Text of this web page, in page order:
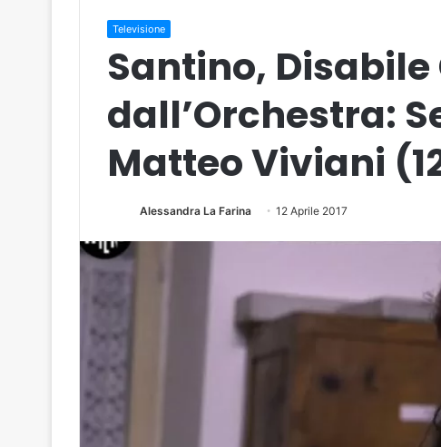
Televisione
Santino,
dall’Orchestra:
Matteo Viviani
Alessandra La Farina 12 Aprile 2017